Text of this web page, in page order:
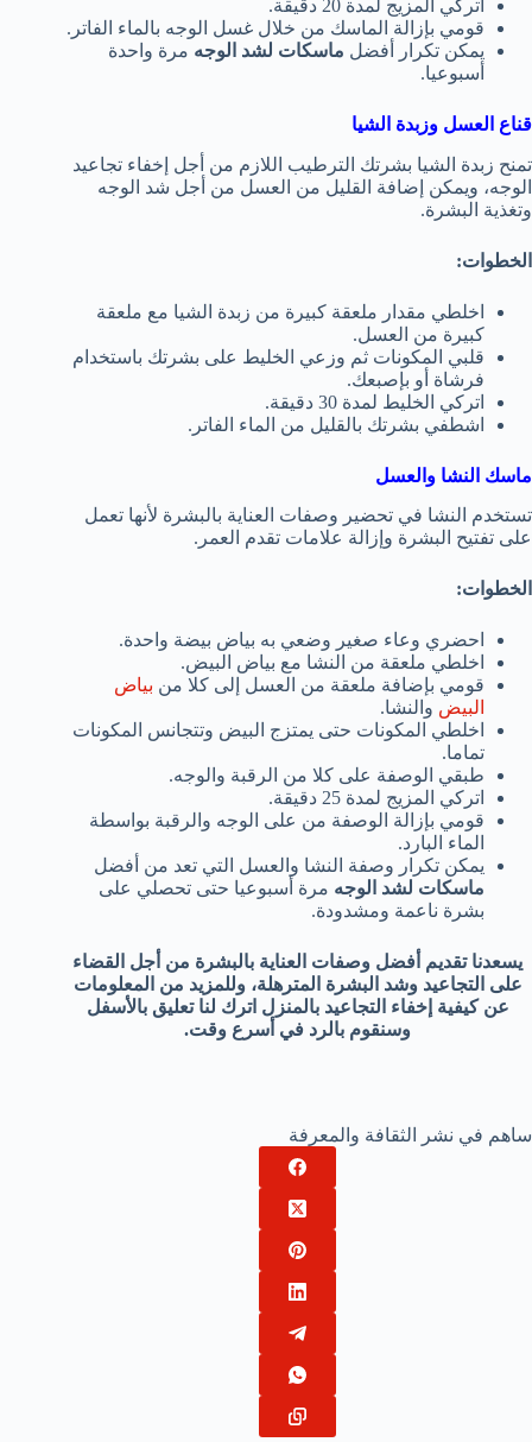
اتركي المزيج لمدة 20 دقيقة.
قومي بإزالة الماسك من خلال غسل الوجه بالماء الفاتر.
يمكن تكرار أفضل ماسكات لشد الوجه مرة واحدة
أسبوعيا.
قناع العسل وزبدة الشيا
تمنح زبدة الشيا بشرتك الترطيب اللازم من أجل إخفاء تجاعيد
الوجه، ويمكن إضافة القليل من العسل من أجل شد الوجه
وتغذية البشرة.
الخطوات:
اخلطي مقدار ملعقة كبيرة من زبدة الشيا مع ملعقة
كبيرة من العسل.
قلبي المكونات ثم وزعي الخليط على بشرتك باستخدام
فرشاة أو بإصبعك.
اتركي الخليط لمدة 30 دقيقة.
اشطفي بشرتك بالقليل من الماء الفاتر.
ماسك النشا والعسل
تستخدم النشا في تحضير وصفات العناية بالبشرة لأنها تعمل
على تفتيح البشرة وإزالة علامات تقدم العمر.
الخطوات:
احضري وعاء صغير وضعي به بياض بيضة واحدة.
اخلطي ملعقة من النشا مع بياض البيض.
قومي بإضافة ملعقة من العسل إلى كلا من بياض
البيض والنشا.
اخلطي المكونات حتى يمتزج البيض وتتجانس المكونات
تماما.
طبقي الوصفة على كلا من الرقبة والوجه.
اتركي المزيج لمدة 25 دقيقة.
قومي بإزالة الوصفة من على الوجه والرقبة بواسطة
الماء البارد.
يمكن تكرار وصفة النشا والعسل التي تعد من أفضل
ماسكات لشد الوجه مرة أسبوعيا حتى تحصلي على
بشرة ناعمة ومشدودة.
يسعدنا تقديم أفضل وصفات العناية بالبشرة من أجل القضاء
على التجاعيد وشد البشرة المترهلة، وللمزيد من المعلومات
عن كيفية إخفاء التجاعيد بالمنزل اترك لنا تعليق بالأسفل
وسنقوم بالرد في أسرع وقت.
ساهم في نشر الثقافة والمعرفة